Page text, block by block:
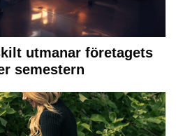
utmanar företagets
semestern